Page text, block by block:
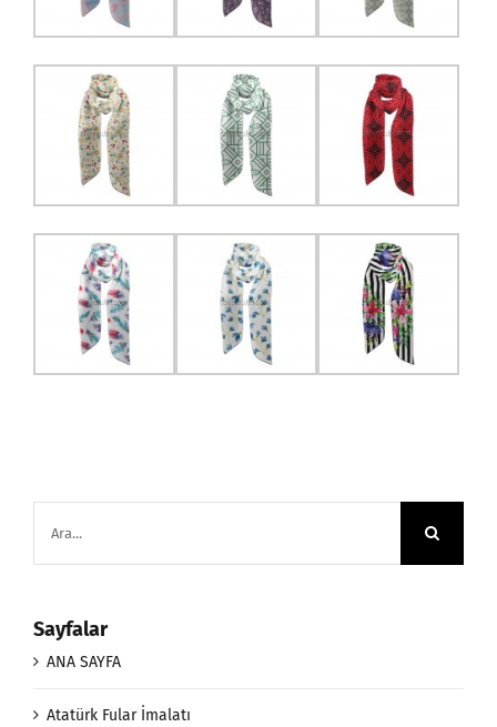
Sayfalar
ANA SAYFA
Atatürk Fular İmalatı